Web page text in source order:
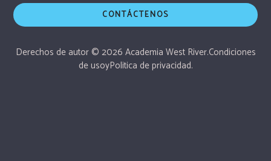
CONTÁCTENOS
Derechos de autor © 2026 Academia West River.Condiciones
de usoyPolitica de privacidad.